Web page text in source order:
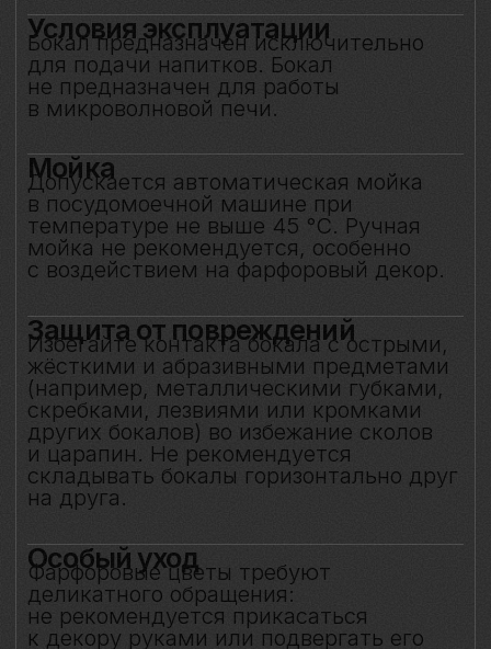
на друга.
Особый уход
Фарфоровые цветы требуют
деликатного обращения:
не рекомендуется прикасаться
нагрузкам. Аккуратное обращение
позволит бокалу долгие годы сохранять
безупречный вид и радовать вас своей
красотой. Не предназначен для нагрева
в микроволновой печи.
Сертификация и
безопасность
испытания и имеет сертификаты
соответствия. Бокал безопасен для
контакта с пищевыми продуктами
и может использоваться по прямому
назначению.
Особое внимание к
фарфоровому элементу
Фарфоровый цветок — результат
ручной работы, требующий
исключительно деликатного
и не подвергайте механическим
воздействиям. Бережное отношение
к изделию позволит на долгие годы
сохранить его красоту и изысканность,
позволяя белому вину раскрывать свой
характер мягко, светло и полно — как